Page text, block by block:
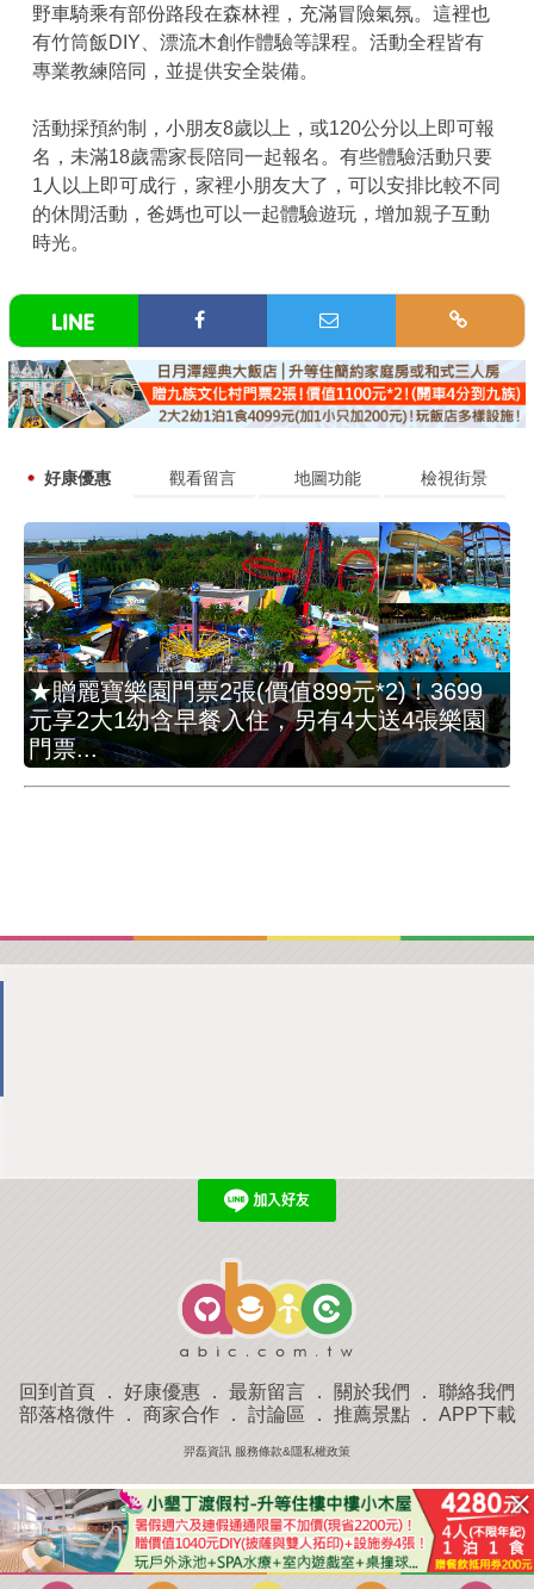
野車騎乘有部份路段在森林裡，充滿冒險氣氛。這裡也
有竹筒飯DIY、漂流木創作體驗等課程。活動全程皆有
專業教練陪同，並提供安全裝備。
活動採預約制，小朋友8歲以上，或120公分以上即可報
名，未滿18歲需家長陪同一起報名。有些體驗活動只要
1人以上即可成行，家裡小朋友大了，可以安排比較不同
的休閒活動，爸媽也可以一起體驗遊玩，增加親子互動
時光。
好康優惠 觀看留言 地圖功能 檢視街景
★贈麗寶樂園門票2張(價值899元*2)！3699
元享2大1幼含早餐入住，另有4大送4張樂園
門票...
回到首頁 ． 好康優惠 ． 最新留言 ． 關於我們 ． 聯絡我們
部落格微件． 商家合作． 討論區 ． 推薦景點． APP下載
羿磊資訊 服務條款&隱私權政策